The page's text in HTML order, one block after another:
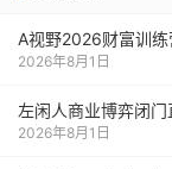
A视野2026财富训练
2026年8月1日
左闲人商业博弈闭门
2026年8月1日